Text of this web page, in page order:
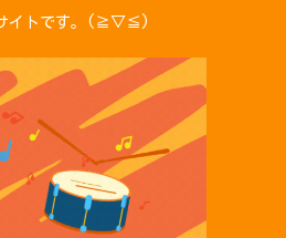
サイトです。(≧▽≦)